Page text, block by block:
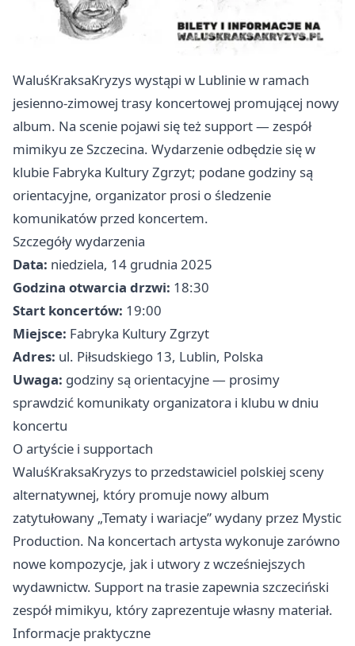
WaluśKraksaKryzys wystąpi w Lublinie w ramach
jesienno-zimowej trasy koncertowej promującej nowy
album. Na scenie pojawi się też support — zespół
mimikyu ze Szczecina. Wydarzenie odbędzie się w
klubie Fabryka Kultury Zgrzyt; podane godziny są
orientacyjne, organizator prosi o śledzenie
komunikatów przed koncertem.
Szczegóły wydarzenia
Data: niedziela, 14 grudnia 2025
Godzina otwarcia drzwi: 18:30
Start koncertów: 19:00
Miejsce: Fabryka Kultury Zgrzyt
Adres: ul. Piłsudskiego 13, Lublin, Polska
Uwaga: godziny są orientacyjne — prosimy
sprawdzić komunikaty organizatora i klubu w dniu
koncertu
O artyście i supportach
WaluśKraksaKryzys to przedstawiciel polskiej sceny
alternatywnej, który promuje nowy album
zatytułowany „Tematy i wariacje” wydany przez Mystic
Production. Na koncertach artysta wykonuje zarówno
nowe kompozycje, jak i utwory z wcześniejszych
wydawnictw. Support na trasie zapewnia szczeciński
zespół mimikyu, który zaprezentuje własny materiał.
Informacje praktyczne